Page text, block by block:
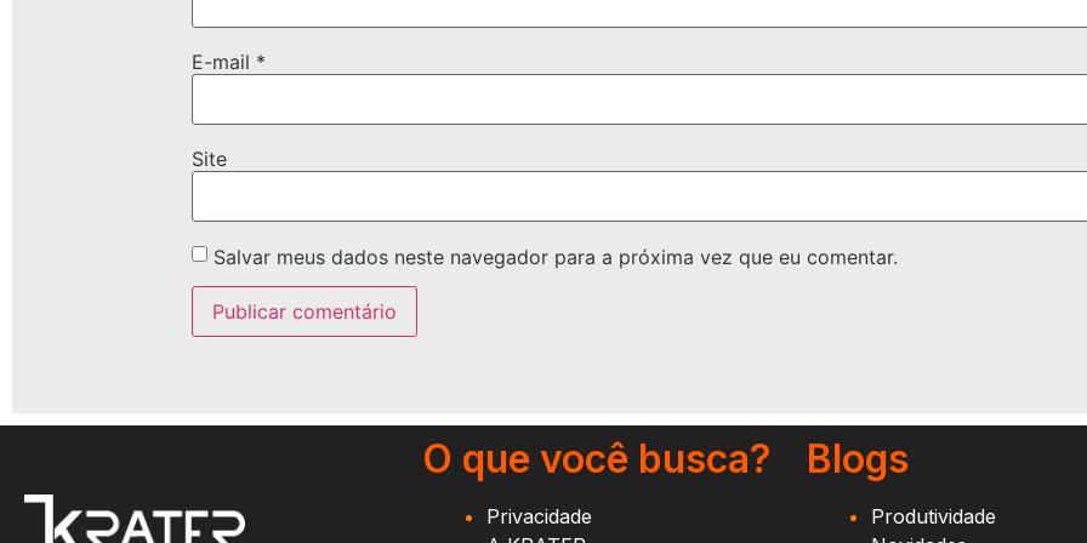
E-mail *
Site
Salvar meus dados neste navegador para a próxima vez que eu comentar.
O que você busca?
Privacidade
Blogs
Produtividade